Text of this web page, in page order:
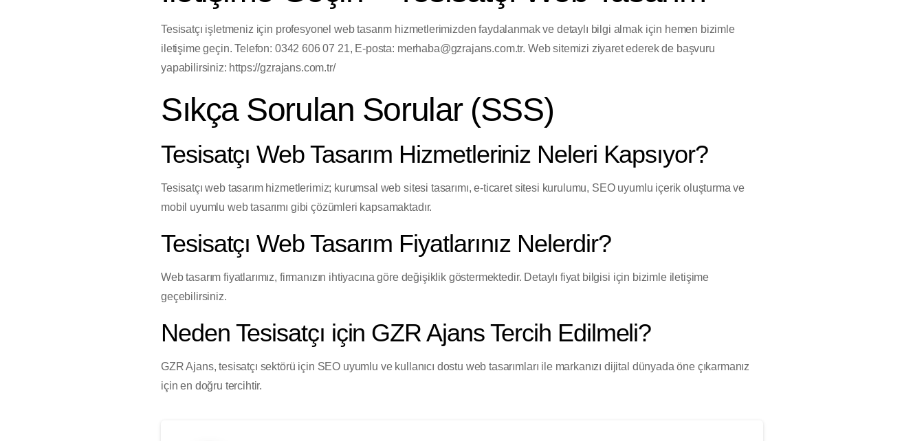
Tesisatçı işletmeniz için profesyonel web tasarım hizmetlerimizden faydalanmak ve detaylı bilgi almak için hemen bizimle
iletişime geçin. Telefon: 0342 606 07 21, E-posta: merhaba@gzrajans.com.tr. Web sitemizi ziyaret ederek de başvuru
yapabilirsiniz: https://gzrajans.com.tr/
Sıkça Sorulan Sorular (SSS)
Tesisatçı Web Tasarım Hizmetleriniz Neleri Kapsıyor?
Tesisatçı web tasarım hizmetlerimiz; kurumsal web sitesi tasarımı, e-ticaret sitesi kurulumu, SEO uyumlu içerik oluşturma ve
mobil uyumlu web tasarımı gibi çözümleri kapsamaktadır.
Tesisatçı Web Tasarım Fiyatlarınız Nelerdir?
Web tasarım fiyatlarımız, firmanızın ihtiyacına göre değişiklik göstermektedir. Detaylı fiyat bilgisi için bizimle iletişime
geçebilirsiniz.
Neden Tesisatçı için GZR Ajans Tercih Edilmeli?
GZR Ajans, tesisatçı sektörü için SEO uyumlu ve kullanıcı dostu web tasarımları ile markanızı dijital dünyada öne çıkarmanız
için en doğru tercihtir.